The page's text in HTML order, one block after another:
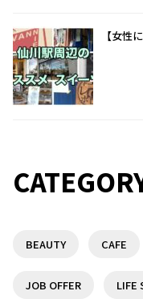
【女性
京王線
【定番
BEAUTY CAFE
JOB OFFER LIFE